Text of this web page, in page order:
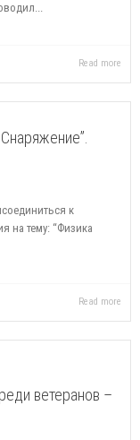
Read more
к
на тему: “Физика
Read more
ветеранов –